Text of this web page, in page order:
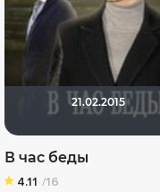
21.02.2015
В час беды
4.11 /16